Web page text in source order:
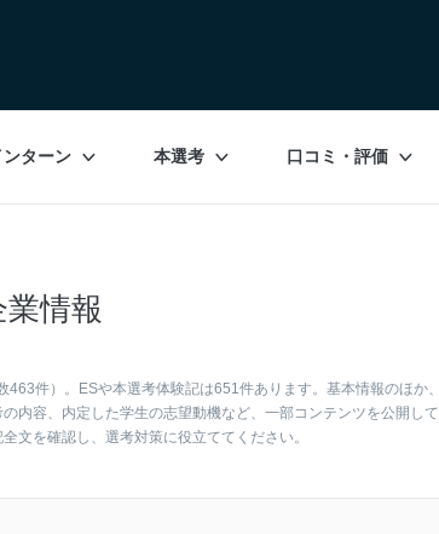
ンターン 本選考 口コミ・評価
情報
件）。ESや本選考体験記は651件あります。基本情報のほか、
内容、内定した学生の志望動機など、一部コンテンツを公開して
文を確認し、選考対策に役立ててください。